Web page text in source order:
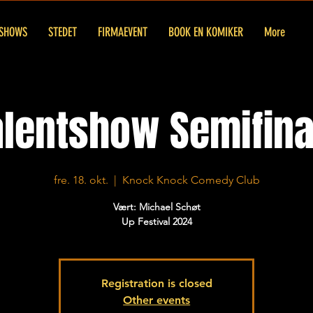
STEDET FIRMAEVENT BOOK EN KOMIKER More
fre. 18. okt.
  |
Knock Knock Comedy Club
Vært: Michael Schøt
Up Festival 2024
Registration is closed
Other events